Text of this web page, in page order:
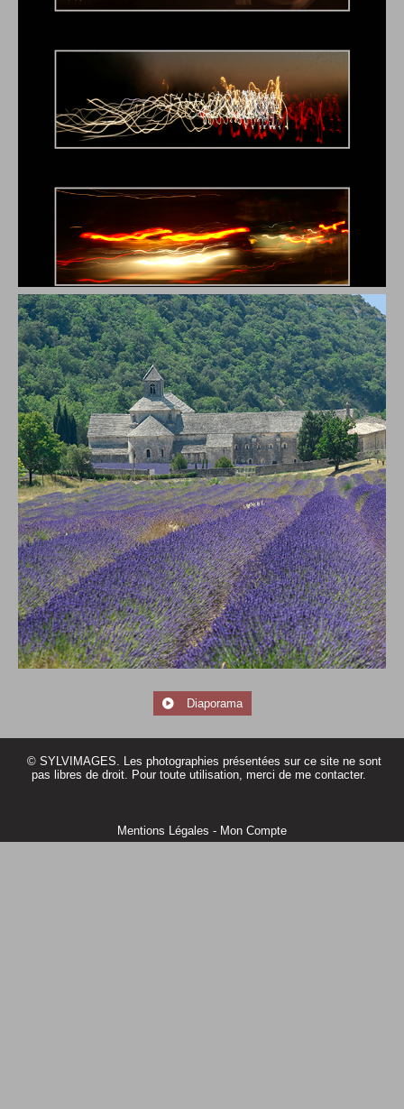
Diaporama
© SYLVIMAGES. Les photographies présentées sur ce site ne sont
pas libres de droit. Pour toute utilisation, merci de me contacter.
Mentions Légales Mon Compte